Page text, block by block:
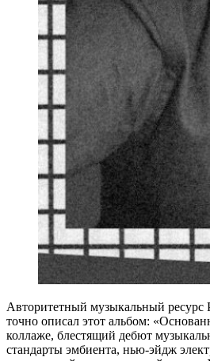
Авторитетный музыкальный ресурс
точно описал этот альбом:
коллаже, блестящий дебют
стандарты эмбиента, нью-эйдж